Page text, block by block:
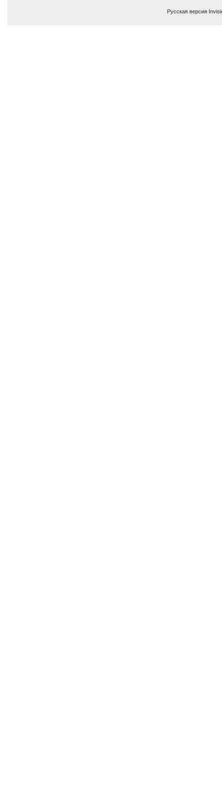
Русская версия